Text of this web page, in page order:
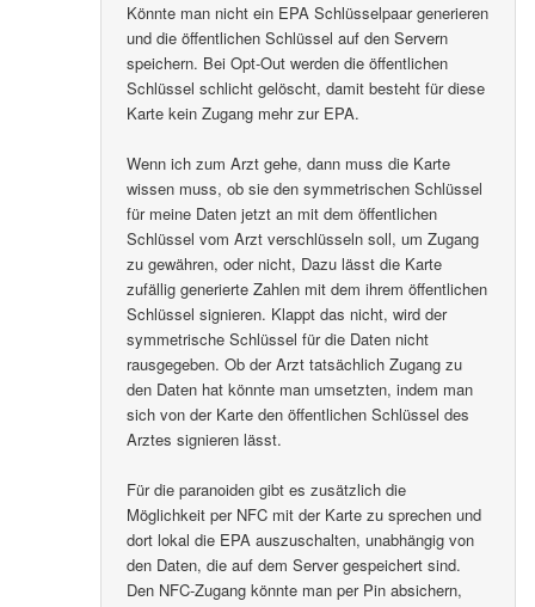
Könnte man nicht ein EPA Schlüsselpaar generieren
und die öffentlichen Schlüssel auf den Servern
speichern. Bei Opt-Out werden die öffentlichen
Schlüssel schlicht gelöscht, damit besteht für diese
Karte kein Zugang mehr zur EPA.
Wenn ich zum Arzt gehe, dann muss die Karte
wissen muss, ob sie den symmetrischen Schlüssel
für meine Daten jetzt an mit dem öffentlichen
Schlüssel vom Arzt verschlüsseln soll, um Zugang
zu gewähren, oder nicht, Dazu lässt die Karte
zufällig generierte Zahlen mit dem ihrem öffentlichen
Schlüssel signieren. Klappt das nicht, wird der
symmetrische Schlüssel für die Daten nicht
rausgegeben. Ob der Arzt tatsächlich Zugang zu
den Daten hat könnte man umsetzten, indem man
sich von der Karte den öffentlichen Schlüssel des
Arztes signieren lässt.
Für die paranoiden gibt es zusätzlich die
Möglichkeit per NFC mit der Karte zu sprechen und
dort lokal die EPA auszuschalten, unabhängig von
den Daten, die auf dem Server gespeichert sind.
Den NFC-Zugang könnte man per Pin absichern,